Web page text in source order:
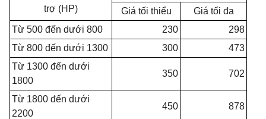
trợ (HP)
Giá tối thiểu
Giá tối đa
Từ 500 đến dưới 800
230
298
Từ 800 đến dưới 1300
300
473
Từ 1300 đến dưới
1800
350 702
Từ 1800 đến dưới
2200
450 878